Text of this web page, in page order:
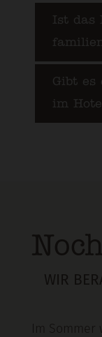
Ist das
Gibt es
im
WIR
Im Sommer